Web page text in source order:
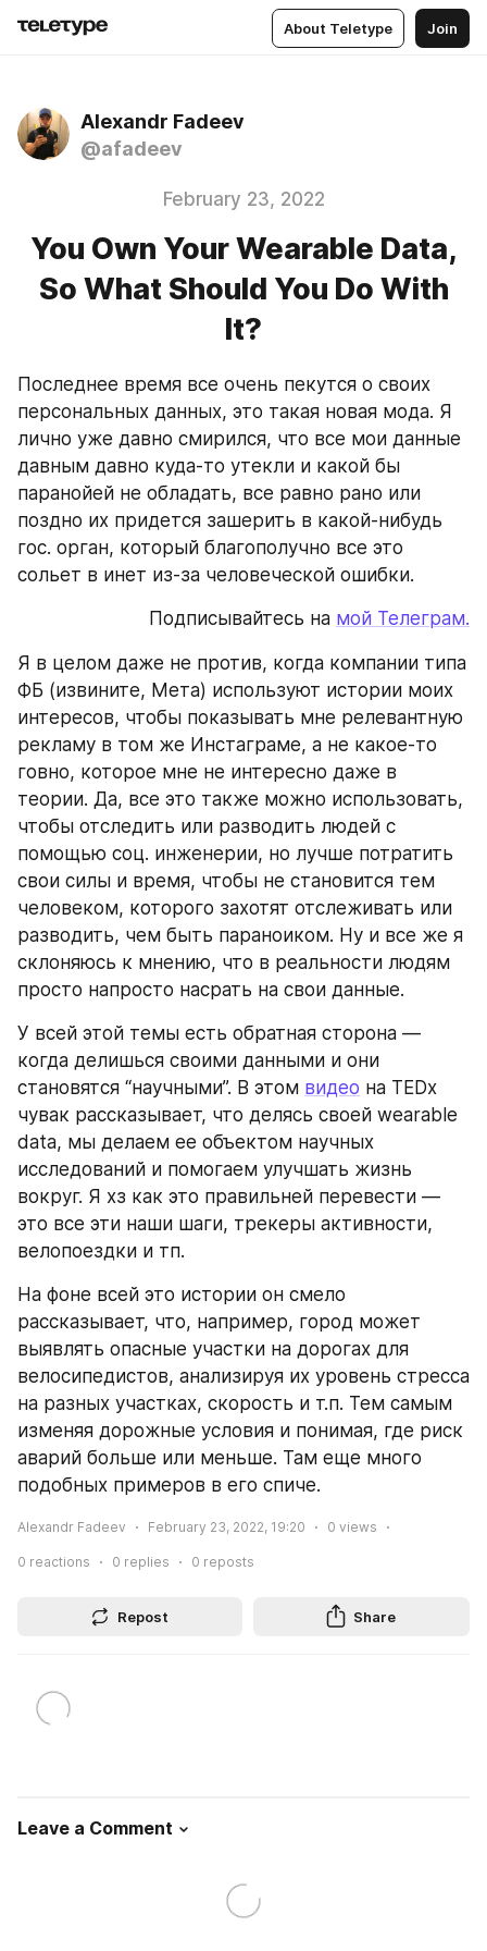
About Teletype Join
Alexandr Fadeev
@afadeev
February 23, 2022
You Own Your Wearable Data,
So What Should You Do With
It?
Последнее время все очень пекутся о своих
персональных данных, это такая новая мода. Я
лично уже давно смирился, что все мои данные
давным давно куда-то утекли и какой бы
паранойей не обладать, все равно рано или
поздно их придется зашерить в какой-нибудь
гос. орган, который благополучно все это
сольет в инет из-за человеческой ошибки.
Подписывайтесь на мой Телеграм.
Я в целом даже не против, когда компании типа
ФБ (извините, Мета) используют истории моих
интересов, чтобы показывать мне релевантную
рекламу в том же Инстаграме, а не какое-то
говно, которое мне не интересно даже в
теории. Да, все это также можно использовать,
чтобы отследить или разводить людей с
помощью соц. инженерии, но лучше потратить
свои силы и время, чтобы не становится тем
человеком, которого захотят отслеживать или
разводить, чем быть параноиком. Ну и все же я
склоняюсь к мнению, что в реальности людям
просто напросто насрать на свои данные.
У всей этой темы есть обратная сторона —
когда делишься своими данными и они
становятся “научными”. В этом видео на TEDx
чувак рассказывает, что делясь своей wearable
data, мы делаем ее объектом научных
исследований и помогаем улучшать жизнь
вокруг. Я хз как это правильней перевести —
это все эти наши шаги, трекеры активности,
велопоездки и тп.
На фоне всей это истории он смело
рассказывает, что, например, город может
выявлять опасные участки на дорогах для
велосипедистов, анализируя их уровень стресса
на разных участках, скорость и т.п. Тем самым
изменяя дорожные условия и понимая, где риск
аварий больше или меньше. Там еще много
подобных примеров в его спиче.
Alexandr Fadeev February 23, 2022, 19:20 0 views
0 reactions 0 replies 0 reposts
Repost Share
Leave a Comment